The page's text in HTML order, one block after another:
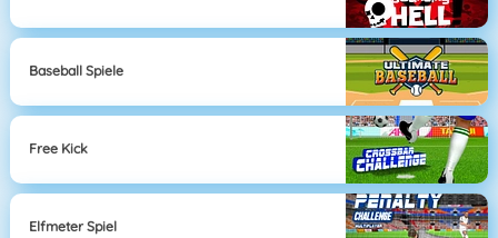
Baseball Spiele
Free Kick
Elfmeter Spiel